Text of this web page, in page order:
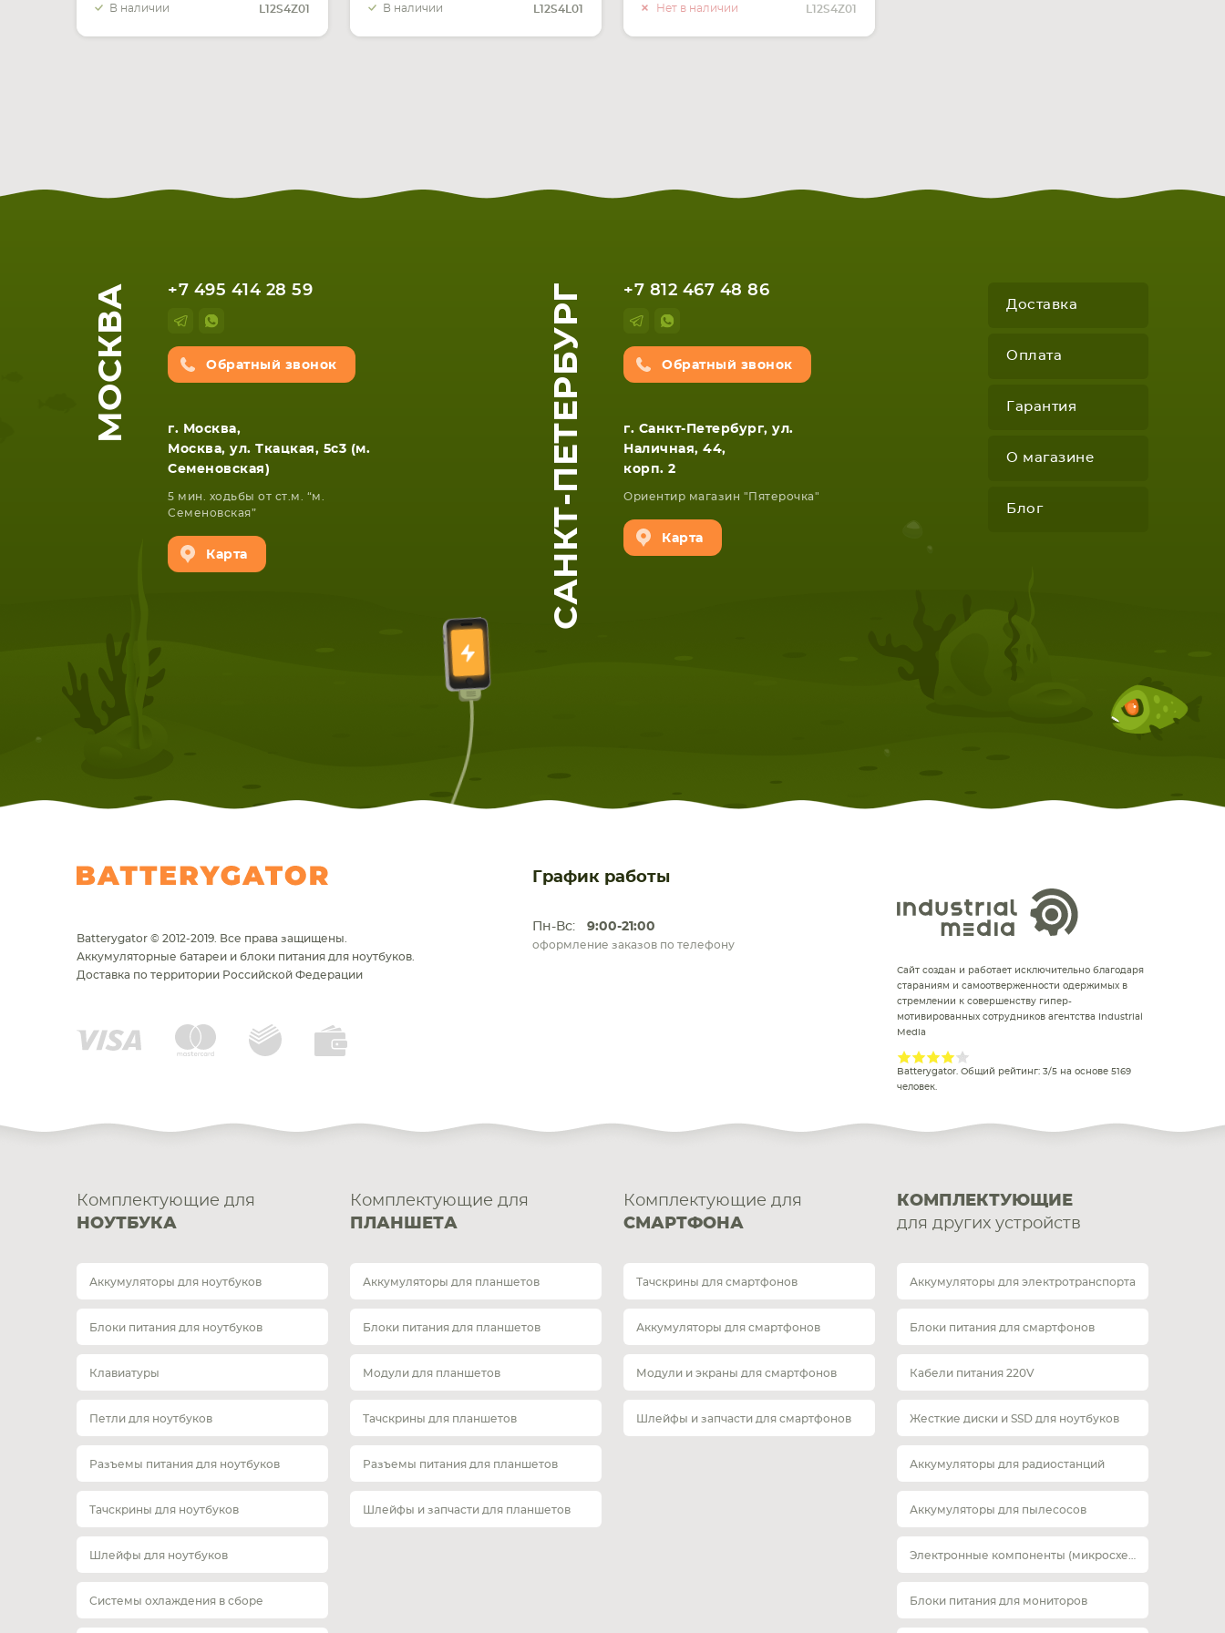
В наличии L12S4Z01 В наличии L12S4L01 Нет в наличии L12S4Z01
О НАЛИЧИИ
МОСКВА +7 495 414 28 59
Обратный звонок
г. Москва,
Москва, ул. Ткацкая, 5с3 (м.
Семеновская)
5 мин. ходьбы от ст.м. “м.
Семеновская”
Карта САНКТ-ПЕТЕРБУРГ +7 812 467 48 86
Обратный звонок
г. Санкт-Петербург, ул.
Наличная, 44,
корп. 2
Ориентир магазин "Пятерочка"
Карта
Доставка
Оплата
Гарантия
О магазине
Блог
График работы
Пн-Вс: 9:00-21:00
оформление заказов по телефону
Batterygator © 2012-2019. Все права защищены.
Аккумуляторные батареи и блоки питания для ноутбуков.
Доставка по территории Российской Федерации
Сайт создан и работает исключительно благодаря
стараниям и самоотверженности одержимых в
стремлении к совершенству гипер-
мотивированных сотрудников агентства Industrial
Media
Batterygator. Общий рейтинг: 3/5 на основе 5169
человек.
Комплектующие для
НОУТБУКА
Аккумуляторы для ноутбуков
Блоки питания для ноутбуков
Клавиатуры
Петли для ноутбуков
Разъемы питания для ноутбуков
Тачскрины для ноутбуков
Шлейфы для ноутбуков
Системы охлаждения в сборе
Комплектующие для
ПЛАНШЕТА
Аккумуляторы для планшетов
Блоки питания для планшетов
Модули для планшетов
Тачскрины для планшетов
Разъемы питания для планшетов
Шлейфы и запчасти для планшетов
Комплектующие для
СМАРТФОНА
Тачскрины для смартфонов
Аккумуляторы для смартфонов
Модули и экраны для смартфонов
Шлейфы и запчасти для смартфонов
КОМПЛЕКТУЮЩИЕ
для других устройств
Аккумуляторы для электротранспорта
Блоки питания для смартфонов
Кабели питания 220V
Жесткие диски и SSD для ноутбуков
Аккумуляторы для радиостанций
Аккумуляторы для пылесосов
Блоки питания для мониторов